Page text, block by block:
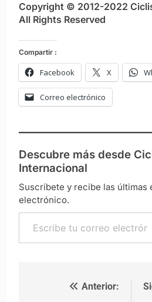
Copyright © 2012-2022
All Rights Reserved
Compartir :
Facebook X
Correo electrónico
Descubre más desde
Internacional
Suscríbete y recibe las últimas
electrónico.
Escribe tu correo
Navegación de
Anterior: